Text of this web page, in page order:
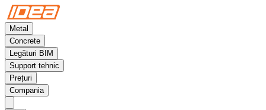
Metal
Concrete
Legături BIM
Support tehnic
Prețuri
Compania